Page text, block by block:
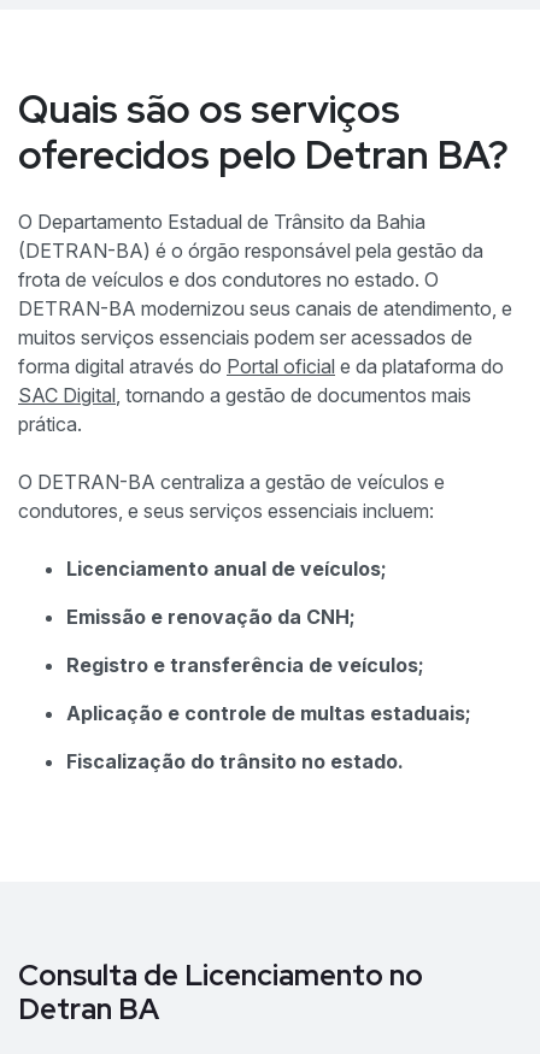
Quais são os serviços
oferecidos pelo Detran BA?
O Departamento Estadual de Trânsito da Bahia
(DETRAN-BA) é o órgão responsável pela gestão da
frota de veículos e dos condutores no estado. O
DETRAN-BA modernizou seus canais de atendimento, e
muitos serviços essenciais podem ser acessados de
forma digital através do Portal oficial e da plataforma do
SAC Digital , tornando a gestão de documentos mais
prática.
O DETRAN-BA centraliza a gestão de veículos e
condutores, e seus serviços essenciais incluem:
Licenciamento anual de veículos;
Emissão e renovação da CNH;
Registro e transferência de veículos;
Aplicação e controle de multas estaduais;
Fiscalização do trânsito no estado.
Consulta de Licenciamento no
Detran BA